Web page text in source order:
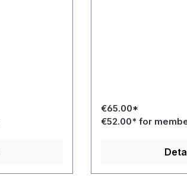
€65.00*
€52.00* for